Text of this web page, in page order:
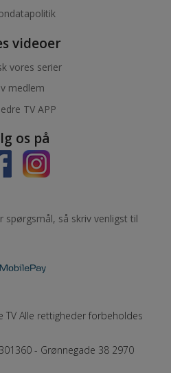
videoer
vores serier
medlem
TV APP
os på
så skriv venligst til
TV Alle rettigheder forbeholdes
- Grønnegade 38 2970